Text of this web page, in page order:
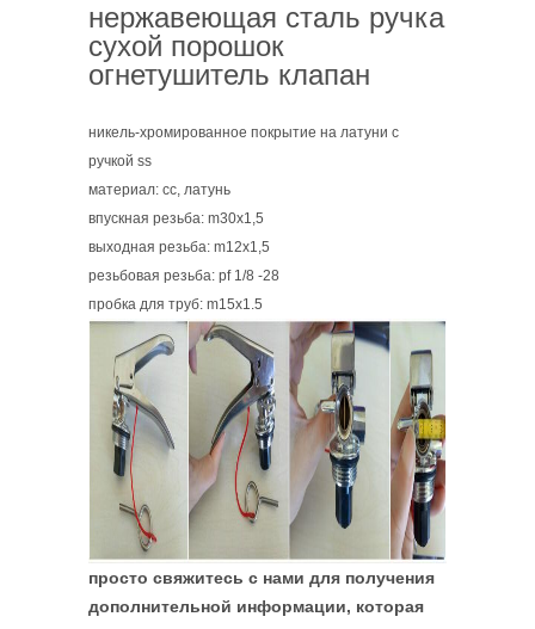
нержавеющая сталь ручка
сухой порошок
огнетушитель клапан
никель-хромированное покрытие на латуни с
ручкой ss
материал: сс, латунь
впускная резьба: m30x1,5
выходная резьба: m12x1,5
резьбовая резьба: pf 1/8 -28
пробка для труб: m15x1.5
просто свяжитесь с нами для получения
дополнительной информации, которая